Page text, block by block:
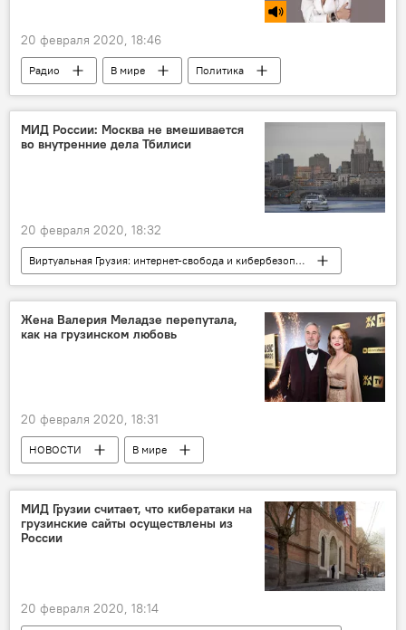
20 февраля 2020, 18:46
Радио В мире
Политика
Австралия
МИД России: Москва не вмешивается
во внутренние дела Тбилиси
20 февраля 2020, 18:32
Виртуальная Грузия: интернет-свобода и кибербезопасность
ПОЛИТИКА
Грузия
НОВОСТИ
Россия
Жена Валерия Меладзе перепутала,
как на грузинском любовь
20 февраля 2020, 18:31
НОВОСТИ
В мире
Мировая культура
Светская хроника
Валерий Меладзе
МИД Грузии считает, что кибератаки на
грузинские сайты осуществлены из
России
20 февраля 2020, 18:14